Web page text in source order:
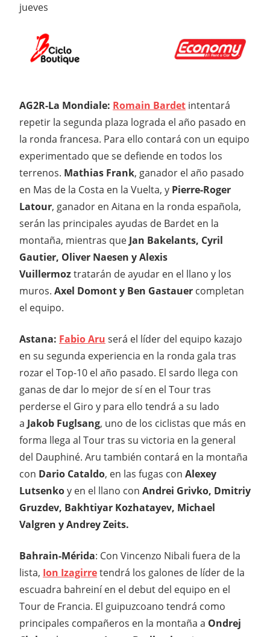
jueves
AG2R-La Mondiale: Romain Bardet intentará
repetir la segunda plaza lograda el año pasado en
la ronda francesa. Para ello contará con un equipo
experimentado que se defiende en todos los
terrenos. Mathias Frank, ganador el año pasado
en Mas de la Costa en la Vuelta, y Pierre-Roger
Latour, ganador en Aitana en la ronda española,
serán las principales ayudas de Bardet en la
montaña, mientras que Jan Bakelants, Cyril
Gautier, Oliver Naesen y Alexis
Vuillermoztratarán de ayudar en el llano y los
muros. Axel Domont y Ben Gastauer completan
el equipo.
Astana: Fabio Aru será el líder del equipo kazajo
en su segunda experiencia en la ronda gala tras
rozar el Top-10 el año pasado. El sardo llega con
ganas de dar lo mejor de sí en el Tour tras
perderse el Giro y para ello tendrá a su lado
a Jakob Fuglsang, uno de los ciclistas que más en
forma llega al Tour tras su victoria en la general
del Dauphiné. Aru también contará en la montaña
con Dario Cataldo, en las fugas con Alexey
Lutsenkoy en el llano con Andrei Grivko, Dmitriy
Gruzdev, Bakhtiyar Kozhatayev, Michael
Valgren y Andrey Zeits.
Bahrain-Mérida: Con Vincenzo Nibali fuera de la
lista, Ion Izagirretendrá los galones de líder de la
escuadra bahreiní en el debut del equipo en el
Tour de Francia. El guipuzcoano tendrá como
principales compañeros en la montaña a Ondrej